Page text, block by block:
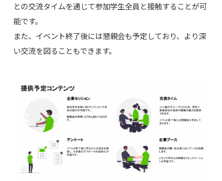
との交流タイムを通じて参加学生全員と接触することが可
能です。
また、イベント終了後には懇親会も予定しており、より深
い交流を図ることもできます。